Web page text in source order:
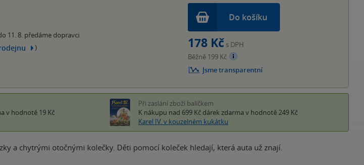
11. 8. předáme dopravci
)
Do košíku
178 Kč s DPH
Běžně 199 Kč
Jsme transparentní
v hodnotě 19 Kč
Při zaslání zboží balíčkem
K nákupu nad 699 Kč dárek zdarma v hodnotě 249 Kč
Karel IV. v kouzelném kukátku
a chytrými otočnými kolečky. Děti pomocí koleček hledají, která auta už znají.